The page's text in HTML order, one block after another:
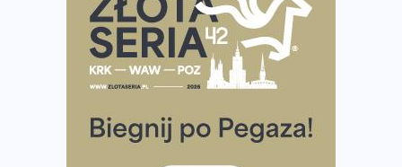
Co ma dużo białka? Produkty, które warto włączyć do
Rozbiegany Olsztyn szykuje się na weekend z
Już w tę sobotę 35. Bieg Powstania Warszawskiego.
Wystartuje rekordowa liczba uczestników